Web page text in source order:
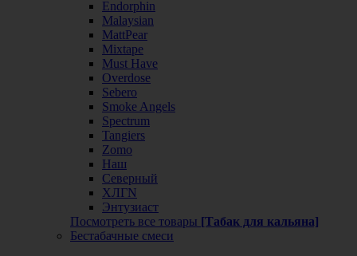
Endorphin
Malaysian
MattPear
Mixtape
Must Have
Overdose
Sebero
Smoke Angels
Spectrum
Tangiers
Zomo
Наш
Северный
ХЛГN
Энтузиаст
Посмотреть все товары [Табак для кальяна]
Бестабачные смеси